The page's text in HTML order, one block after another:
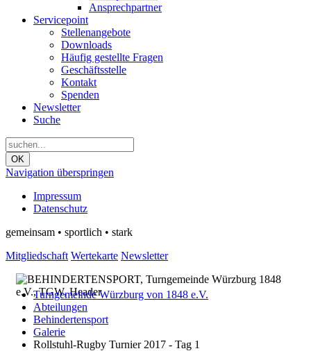
Ansprechpartner
Servicepoint
Stellenangebote
Downloads
Häufig gestellte Fragen
Geschäftsstelle
Kontakt
Spenden
Newsletter
Suche
OK
Navigation überspringen
Impressum
Datenschutz
gemeinsam • sportlich • stark
Mitgliedschaft Wertekarte Newsletter
Turngemeinde Würzburg von 1848 e.V.
Abteilungen
Behindertensport
Galerie
Rollstuhl-Rugby Turnier 2017 - Tag 1